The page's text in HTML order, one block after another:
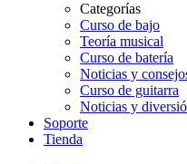
Categorías
Curso de bajo
Teoría musical
Curso de batería
Noticias y
Curso de guitarra
Noticias y
Soporte
Tienda